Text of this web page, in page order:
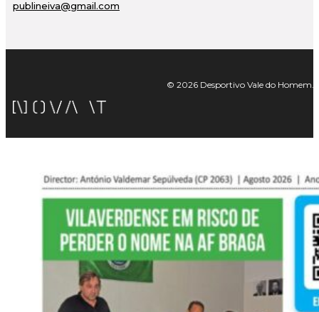
publineiva@gmail.com
© 2026 Desportivo Vale do Homem.